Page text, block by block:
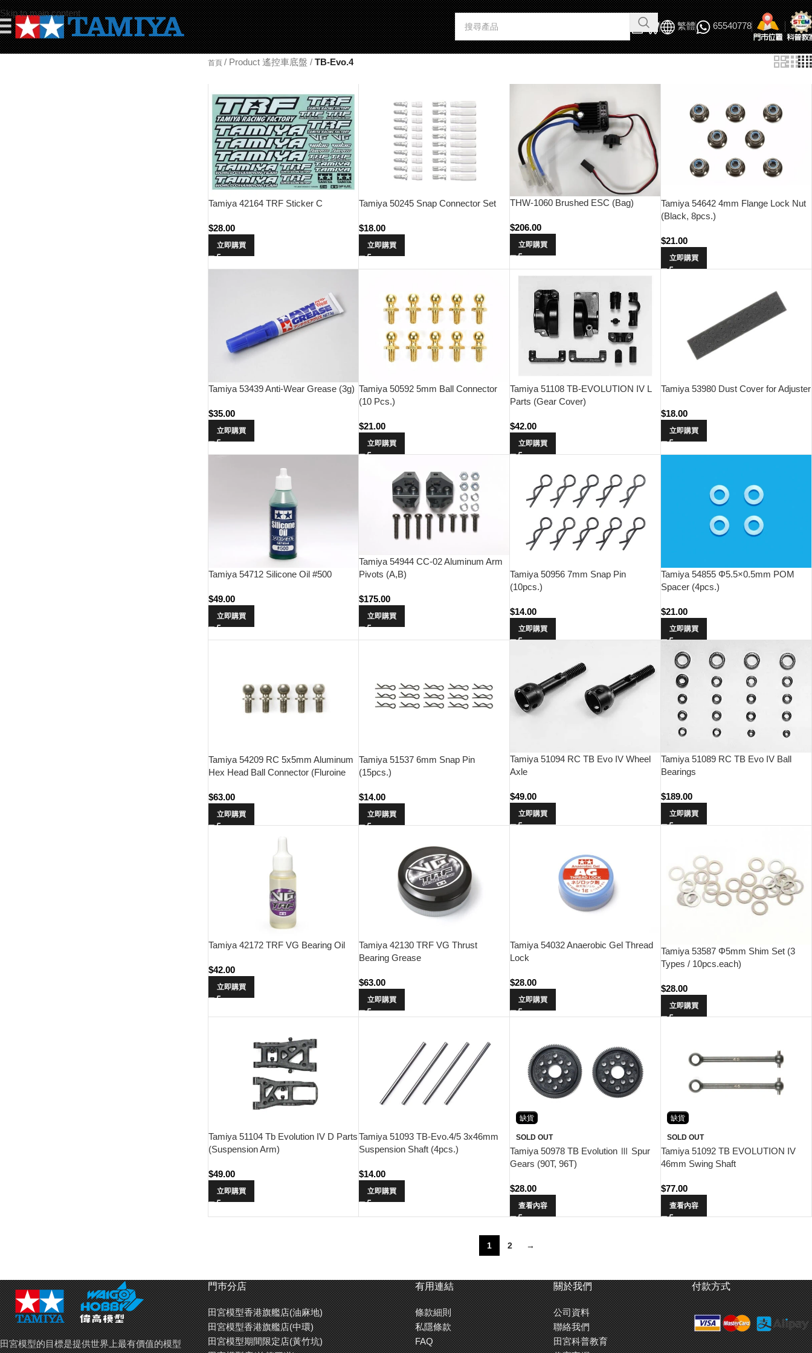
Skip to main content
繁體 65540778
首頁 / Product 遙控車底盤 / TB-Evo.4
Tamiya 42164 TRF Sticker C
$28.00
立即購買
Tamiya 50245 Snap Connector Set
$18.00
立即購買
THW-1060 Brushed ESC (Bag)
$206.00
立即購買
Tamiya 54642 4mm Flange Lock Nut
(Black, 8pcs.)
$21.00
立即購買
Tamiya 53439 Anti-Wear Grease (3g)
$35.00
立即購買
Tamiya 50592 5mm Ball Connector
(10 Pcs.)
$21.00
立即購買
Tamiya 51108 TB-EVOLUTION IV L
Parts (Gear Cover)
$42.00
立即購買
Tamiya 53980 Dust Cover for Adjuster
$18.00
立即購買
Tamiya 54712 Silicone Oil #500
$49.00
立即購買
Tamiya 54944 CC-02 Aluminum Arm
Pivots (A,B)
$175.00
立即購買
Tamiya 50956 7mm Snap Pin
(10pcs.)
$14.00
立即購買
Tamiya 54855 Φ5.5×0.5mm POM
Spacer (4pcs.)
$21.00
立即購買
Tamiya 54209 RC 5x5mm Aluminum
Hex Head Ball Connector (Fluroine
$63.00
立即購買
Tamiya 51537 6mm Snap Pin
(15pcs.)
$14.00
立即購買
Tamiya 51094 RC TB Evo IV Wheel
Axle
$49.00
立即購買
Tamiya 51089 RC TB Evo IV Ball
Bearings
$189.00
立即購買
Tamiya 42172 TRF VG Bearing Oil
$42.00
立即購買
Tamiya 42130 TRF VG Thrust
Bearing Grease
$63.00
立即購買
Tamiya 54032 Anaerobic Gel Thread
Lock
$28.00
立即購買
Tamiya 53587 Φ5mm Shim Set (3
Types / 10pcs.each)
$28.00
立即購買
Tamiya 51104 Tb Evolution IV D Parts
(Suspension Arm)
$49.00
立即購買
Tamiya 51093 TB-Evo.4/5 3x46mm
Suspension Shaft (4pcs.)
$14.00
立即購買
缺貨
SOLD OUT
Tamiya 50978 TB Evolution Ⅲ Spur
Gears (90T, 96T)
$28.00
查看內容
缺貨
SOLD OUT
Tamiya 51092 TB EVOLUTION IV
46mm Swing Shaft
$77.00
查看內容
1 2 →
田宮模型的目標是提供世界上最有價值的模型
門巿分店
田宮模型香港旗艦店(油麻地)
田宮模型香港旗艦店(中環)
田宮模型期間限定店(黃竹坑)
有用連結
條款細則
私隱條款
FAQ
關於我們
公司資料
聯絡我們
田宮科普教育
付款方式